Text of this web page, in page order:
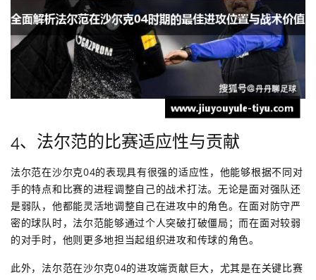
4、法尔范的比赛适应性与贡献
法尔范在沙尔克04的表现具有很强的适应性，他能够根据不同对
手的特点和比赛的进程调整自己的战术打法。无论是面对强队还
是弱队，他都能灵活地调整自己在进攻中的角色。在面对防守严
密的球队时，法尔范能够通过个人突破打破僵局；而在面对较弱
的对手时，他则更多地担当起组织进攻和传球的角色。
此外，法尔范在沙尔克04的进攻端贡献巨大，尤其是在关键比赛